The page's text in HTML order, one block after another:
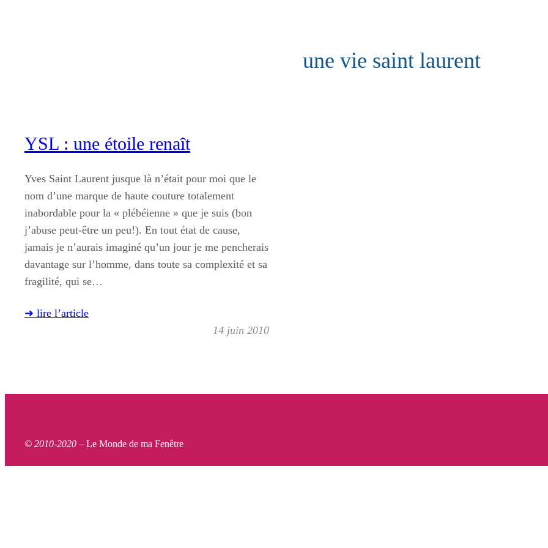
une vie saint laurent
YSL : une étoile renaît
Yves Saint Laurent jusque là n’était pour moi que le
nom d’une marque de haute couture totalement
inabordable pour la « plébéienne » que je suis (bon
j’abuse peut-être un peu!). En tout état de cause,
jamais je n’aurais imaginé qu’un jour je me pencherais
davantage sur l’homme, dans toute sa complexité et sa
fragilité, qui se…
➜ lire l’article
14 juin 2010
© 2010-2020 – Le Monde de ma Fenêtre